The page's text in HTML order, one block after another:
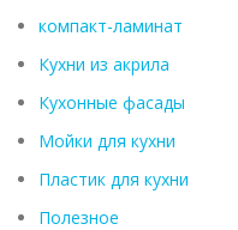
компакт-ламинат
Кухни из акрила
Кухонные фасады
Мойки для кухни
Пластик для кухни
Полезное